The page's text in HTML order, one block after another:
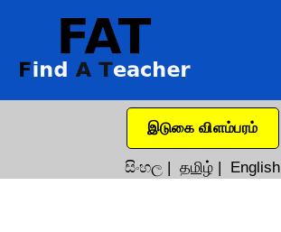
இடுகை விளம்பரம்
සිංහල | தமிழ் | English